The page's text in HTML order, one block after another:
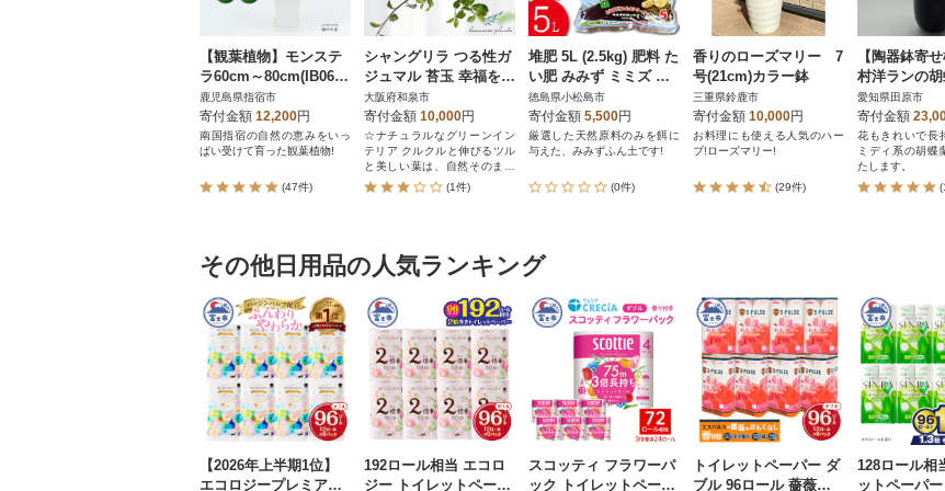
【観葉植物】モンステ
ラ60cm～80cm(IB067-
006)
鹿児島県指宿市
寄付金額 12,200円
南国指宿の自然の恵みをいっ
ぱい受けて育った観葉植物!
(47件)
シャングリラ つる性ガ
ジュマル 苔玉 幸福を呼
ぶ 観葉植物
大阪府和泉市
寄付金額 10,000円
☆ナチュラルなグリーンイン
テリア クルクルと伸びるツル
と美しい葉は、自然そのまま
のアート
(1件)
堆肥 5L (2.5kg) 肥料 た
い肥 みみず ミミズ み
みず太郎
徳島県小松島市
寄付金額 5,500円
厳選した天然原料のみを餌に
与えた、みみずふん土です!
(0件)
香りのローズマリー 7
号(21cm)カラー鉢
三重県鈴鹿市
寄付金額 10,000円
お料理にも使える人気のハー
ブ!ローズマリー!
(29件)
【陶器鉢寄
村洋ランの
ディ系白色3本
愛知県田原市
寄付金額
花もきれいで長
ミディ系の胡蝶
たします。
その他日用品の人気ランキング
【2026年上半期1位】
エコロジープレミアム
192ロール相当 エコロ
ジー トイレットペーパ
スコッティ フラワーパ
ック トイレットペーパ
トイレットペーパー ダ
ブル 96ロール 薔薇の
128ロール相
ットペーパ